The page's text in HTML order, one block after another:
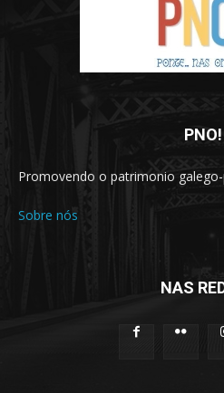
PNO!
Promovendo o patrimonio
Sobre nós
NAS